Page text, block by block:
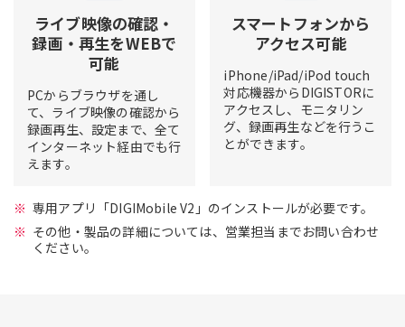
ライブ映像の確認・
録画・再生をWEBで
可能
PCからブラウザを通し
て、ライブ映像の確認から
録画再生、設定まで、全て
インターネット経由でも行
えます。
スマートフォンから
アクセス可能
iPhone/iPad/iPod touch
対応機器からDIGISTORに
アクセスし、モニタリン
グ、録画再生などを行うこ
とができます。
専用アプリ「DIGIMobile V2」のインストールが必要です。
その他・製品の詳細については、営業担当までお問い合わせ
ください。